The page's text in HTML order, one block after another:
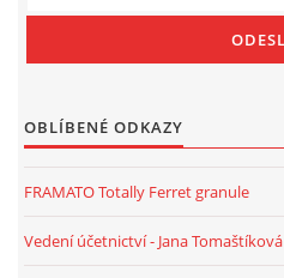
OBLÍBENÉ ODKAZY
FRAMATO Totally Ferret granule
Vedení účetnictví - Jana Tomaštíková